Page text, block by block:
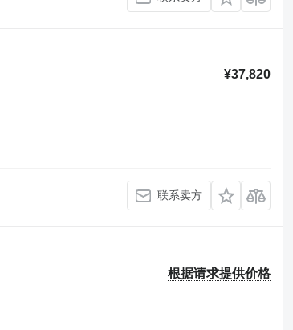
¥37,820
联系卖方
根据请求提供价格